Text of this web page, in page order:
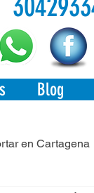
Blog
en Cartagena